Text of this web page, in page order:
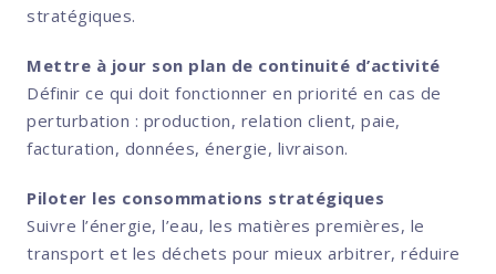
stratégiques.
Mettre à jour son plan de continuité d’activité
Définir ce qui doit fonctionner en priorité en cas de
perturbation : production, relation client, paie,
facturation, données, énergie, livraison.
Piloter les consommations stratégiques
Suivre l’énergie, l’eau, les matières premières, le
transport et les déchets pour mieux arbitrer, réduire